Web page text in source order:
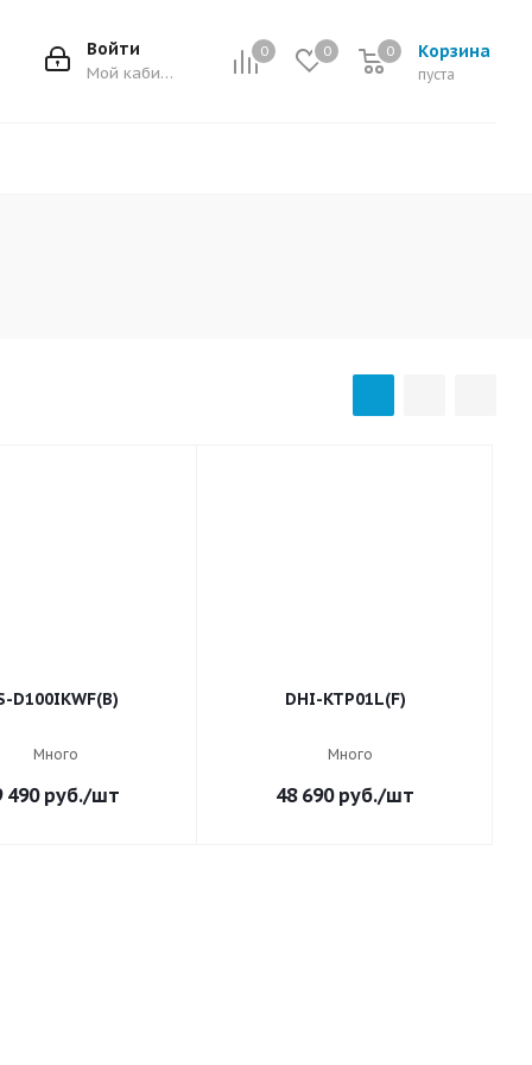
0 0 Корзина
0
пуста
0
Войти
Мой кабинет
D100IKWF(B)
Много
490руб./шт
DHI-KTP01L(F)
Много
48 690руб./шт